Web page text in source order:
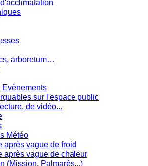
arboretum…
sur l'espace public
de vidéo...
Météo
vague de froid
vague de chaleur
(Mission, Palmarès...)